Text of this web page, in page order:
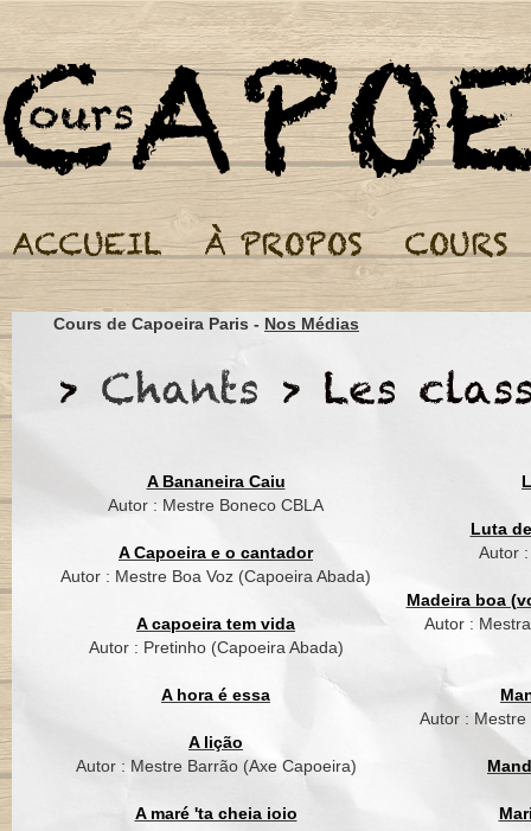
Cours de Capoeira Paris - Nos Médias
A Bananeira Caiu
Autor : Mestre Boneco CBLA
A Capoeira e o cantador
Autor : Mestre Boa Voz (Capoeira Abada)
A capoeira tem vida
Autor : Pretinho (Capoeira Abada)
A hora é essa
A lição
Autor : Mestre Barrão (Axe Capoeira)
A maré 'ta cheia ioio
Luta
Autor
Madeira boa
Autor :
Autor :
Cours de Capoeira
Ai ai ai ai
São Bento me chama
São Bento me quer
São Bento me quer
E bate palma pra ele
Ai ai ai ai
São Bento me chama
Ai ai ai ai
São Bento me quer